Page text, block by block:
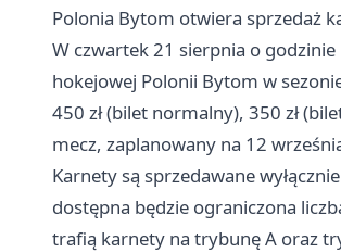
Polonia Bytom otwiera sprzedaż
W czwartek 21 sierpnia o
hokejowej Polonii Bytom w
450 zł (bilet normalny), 350 zł
mecz, zaplanowany na 12
Karnety są sprzedawane
dostępna będzie ograniczona
trafią karnety na trybunę A oraz